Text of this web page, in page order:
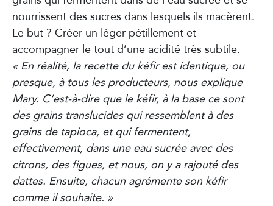
nourrissent des sucres dans lesquels ils macèrent.
Le but ? Créer un léger pétillement et
accompagner le tout d’une acidité très subtile.
« En réalité, la recette du kéfir est identique, ou
presque, à tous les producteurs, nous explique
Mary. C’est-à-dire que le kéfir, à la base ce sont
des grains translucides qui ressemblent à des
grains de tapioca, et qui fermentent,
effectivement, dans une eau sucrée avec des
citrons, des figues, et nous, on y a rajouté des
dattes. Ensuite, chacun agrémente son kéfir
comme il souhaite. »